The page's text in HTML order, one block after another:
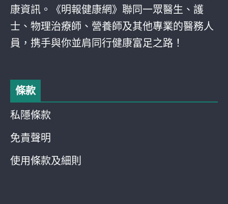
康資訊。《明報健康網》聯同一眾醫生、護
士、物理治療師、營養師及其他專業的醫務人
員，携手與你並肩同行健康富足之路！
條款
私隱條款
免責聲明
使用條款及細則